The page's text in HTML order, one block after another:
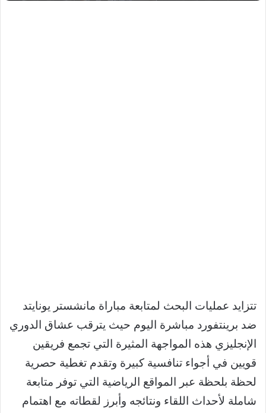
تتزايد عمليات البحث لمتابعة مباراة مانشستر يونايتد
ضد برينتفورد مباشرة اليوم حيث يترقب عشاق الدوري
الإنجليزي هذه المواجهة المثيرة التي تجمع فريقين
قويين في أجواء تنافسية كبيرة وتقدم تغطية حصرية
لحظة بلحظة عبر المواقع الرياضية التي توفر متابعة
شاملة لأحداث اللقاء ونتائجه وأبرز لقطاته مع اهتمام